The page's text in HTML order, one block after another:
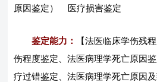
原因鉴定） 医疗损害鉴定
鉴定能力：
【法医临床学伤残
伤程度鉴定、法医病理学死亡原因
疗过错鉴定、法医病理学死亡原因及